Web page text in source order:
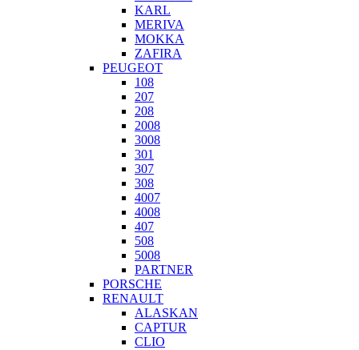
KARL
MERIVA
MOKKA
ZAFIRA
PEUGEOT
108
207
208
2008
3008
301
307
308
4007
4008
407
508
5008
PARTNER
PORSCHE
RENAULT
ALASKAN
CAPTUR
CLIO